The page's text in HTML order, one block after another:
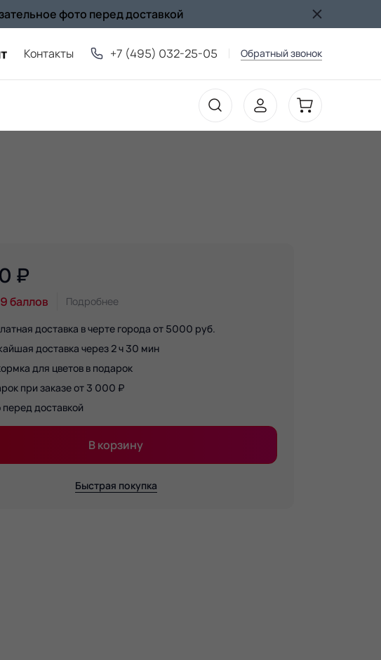
фото перед доставкой
Контакты +7 (495) 032-25-05 Обратный звонок
₽
баллов Подробнее
доставка в черте города от 5000 руб.
доставка через 2 ч 30 мин
для цветов в подарок
при заказе от 3 000 ₽
доставкой
В корзину
Быстрая покупка